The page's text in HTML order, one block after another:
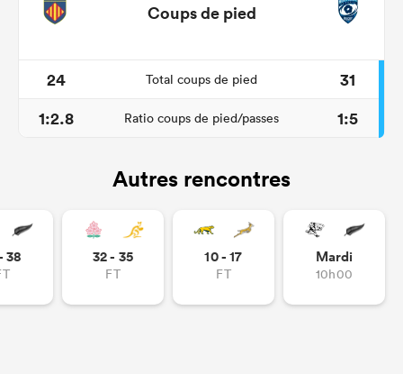
Coups de pied
24 Total coups de pied
31
1:2.8
Ratio coups de pied/passes 1:5
Autres rencontres
38 32 - 35
FT
10 - 17
FT
Mardi
10h00